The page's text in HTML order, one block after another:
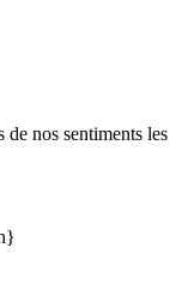
de nos sentiments les